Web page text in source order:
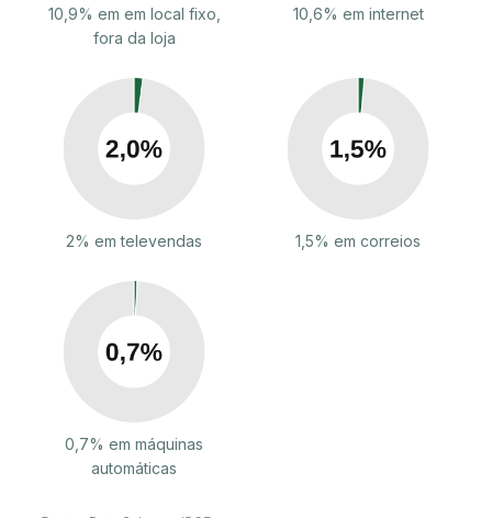
10,9% em em local fixo,
fora da loja
10,6% em internet
2% em televendas 1,5% em correios
0,7% em máquinas
automáticas